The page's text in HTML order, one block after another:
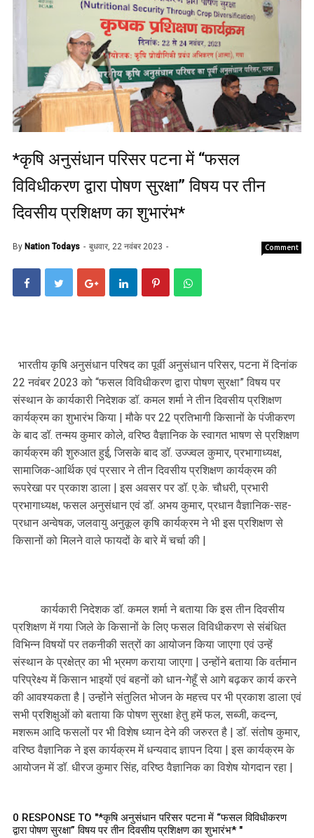
*कृषि अनुसंधान परिसर पटना में “फसल
विविधीकरण द्वारा पोषण सुरक्षा” विषय पर तीन
दिवसीय प्रशिक्षण का शुभारंभ*
By Nation Todays बुधवार, 22 नवंबर 2023 Comment
भारतीय कृषि अनुसंधान परिषद का पूर्वी अनुसंधान परिसर, पटना में दिनांक
22 नवंबर 2023 को “फसल विविधीकरण द्वारा पोषण सुरक्षा” विषय पर
संस्थान के कार्यकारी निदेशक डॉ. कमल शर्मा ने तीन दिवसीय प्रशिक्षण
कार्यक्रम का शुभारंभ किया | मौके पर 22 प्रतिभागी किसानों के पंजीकरण
के बाद डॉ. तन्मय कुमार कोले, वरिष्ठ वैज्ञानिक के स्वागत भाषण से प्रशिक्षण
कार्यक्रम की शुरुआत हुई, जिसके बाद डॉ. उज्ज्वल कुमार, प्रभागाध्यक्ष,
सामाजिक-आर्थिक एवं प्रसार ने तीन दिवसीय प्रशिक्षण कार्यक्रम की
रूपरेखा पर प्रकाश डाला | इस अवसर पर डॉ. ए.के. चौधरी, प्रभारी
प्रभागाध्यक्ष, फसल अनुसंधान एवं डॉ. अभय कुमार, प्रधान वैज्ञानिक-सह-
प्रधान अन्वेषक, जलवायु अनुकूल कृषि कार्यक्रम ने भी इस प्रशिक्षण से
किसानों को मिलने वाले फायदों के बारे में चर्चा की |
कार्यकारी निदेशक डॉ. कमल शर्मा ने बताया कि इस तीन दिवसीय
प्रशिक्षण में गया जिले के किसानों के लिए फसल विविधीकरण से संबंधित
विभिन्न विषयों पर तकनीकी सत्रों का आयोजन किया जाएगा एवं उन्हें
संस्थान के प्रक्षेत्र का भी भ्रमण कराया जाएगा | उन्होंने बताया कि वर्तमान
परिप्रेक्ष्य में किसान भाइयों एवं बहनों को धान-गेहूँ से आगे बढ़कर कार्य करने
की आवश्यकता है | उन्होंने संतुलित भोजन के महत्त्व पर भी प्रकाश डाला एवं
सभी प्रशिक्षुओं को बताया कि पोषण सुरक्षा हेतु हमें फल, सब्जी, कदन्न,
मशरूम आदि फसलों पर भी विशेष ध्यान देने की जरुरत है | डॉ. संतोष कुमार,
वरिष्ठ वैज्ञानिक ने इस कार्यक्रम में धन्यवाद ज्ञापन दिया | इस कार्यक्रम के
आयोजन में डॉ. धीरज कुमार सिंह, वरिष्ठ वैज्ञानिक का विशेष योगदान रहा |
0 RESPONSE TO "*कृषि अनुसंधान परिसर पटना में “फसल विविधीकरण
द्वारा पोषण सुरक्षा” विषय पर तीन दिवसीय प्रशिक्षण का शुभारंभ* "